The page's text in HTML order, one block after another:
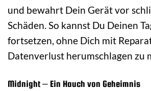
und bewahrt Dein Gerät vor
Schäden. So kannst Du Deinen
fortsetzen, ohne Dich mit
Datenverlust herumschlagen zu
Midnight – Ein Hauch von Geheimnis